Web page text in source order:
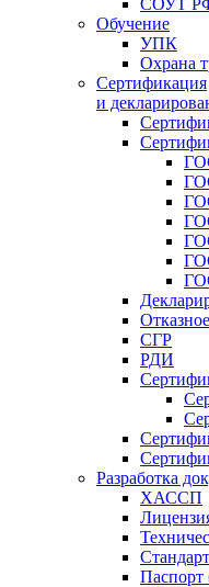
СОУТ
Обучение
УПК
Охрана
Сертификация
и
СГР
РДИ
Разработка
ХАССП
Паспорт